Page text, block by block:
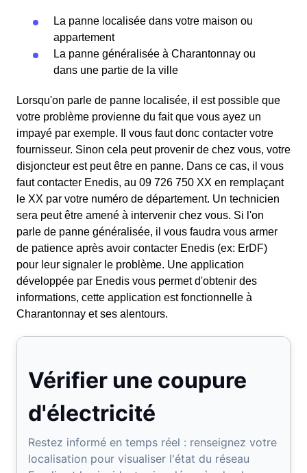
La panne localisée dans votre maison ou
appartement
La panne généralisée à Charantonnay ou
dans une partie de la ville
Lorsqu'on parle de panne localisée, il est possible que
votre problème provienne du fait que vous ayez un
impayé par exemple. Il vous faut donc contacter votre
fournisseur. Sinon cela peut provenir de chez vous, votre
disjoncteur est peut être en panne. Dans ce cas, il vous
faut contacter Enedis, au 09 726 750 XX en remplaçant
le XX par votre numéro de département. Un technicien
sera peut être amené à intervenir chez vous. Si l'on
parle de panne généralisée, il vous faudra vous armer
de patience après avoir contacter Enedis (ex: ErDF)
pour leur signaler le problème. Une application
développée par Enedis vous permet d'obtenir des
informations, cette application est fonctionnelle à
Charantonnay et ses alentours.